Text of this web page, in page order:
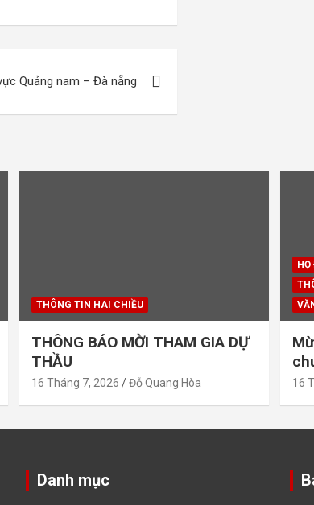
Quảng nam – Đà nẵng
THÔNG TIN HAI CHIỀU
THÔNG BÁO MỜI THAM GIA DỰ
THẦU
16 Tháng 7, 2026 Đỗ Quang Hòa 16
Danh mục